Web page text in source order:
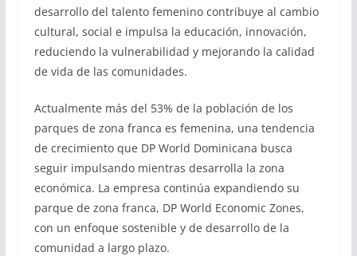
desarrollo del talento femenino contribuye al cambio
cultural, social e impulsa la educación, innovación,
reduciendo la vulnerabilidad y mejorando la calidad
de vida de las comunidades.
Actualmente más del 53% de la población de los
parques de zona franca es femenina, una tendencia
de crecimiento que DP World Dominicana busca
seguir impulsando mientras desarrolla la zona
económica. La empresa continúa expandiendo su
parque de zona franca, DP World Economic Zones,
con un enfoque sostenible y de desarrollo de la
comunidad a largo plazo.